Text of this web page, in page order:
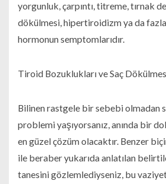
yorgunluk, çarpıntı, titreme, tırnak
dökülmesi, hipertiroidizm ya da
hormonun semptomlarıdır.
Tiroid Bozuklukları ve Saç
Bilinen rastgele bir sebebi olmadan
problemi yaşıyorsanız, anında bir
en güzel çözüm olacaktır. Benzer
ile beraber yukarıda anlatılan
tanesini gözlemlediyseniz, bu